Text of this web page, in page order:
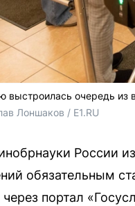
выстроилась очередь из
Лоншаков / E1.RU
России
обязательным
портал